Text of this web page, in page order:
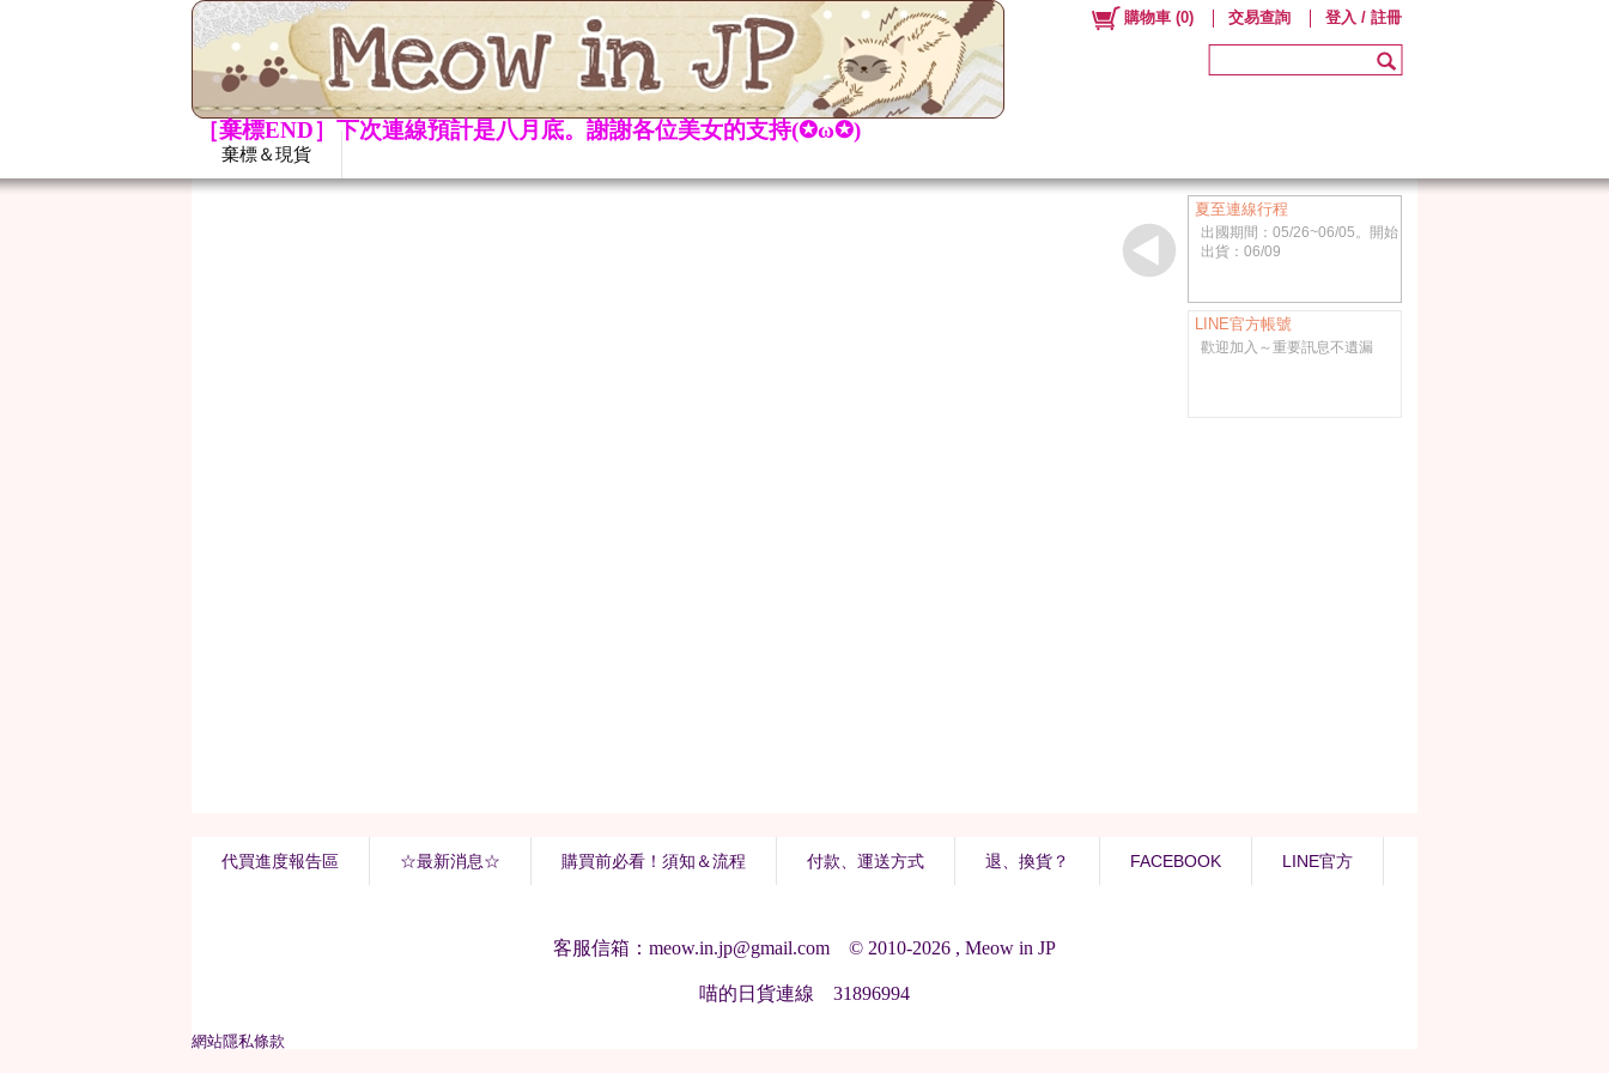
棄標＆現貨
購物車 (0) 交易查詢 登入 / 註冊
夏至連線行程
出國期間：05/26~06/05。開始
出貨：06/09
LINE官方帳號
歡迎加入～重要訊息不遺漏
代買進度報告區 ☆最新消息☆ 購買前必看！須知＆流程 付款、運送方式 退、換貨？ FACEBOOK LINE官方
客服信箱：meow.in.jp@gmail.com © 2010-2026 , Meow in JP
喵的日貨連線 31896994
網站隱私條款
［棄標END］下次連線預計是八月底。謝謝各位美女的支持(✪ω✪)